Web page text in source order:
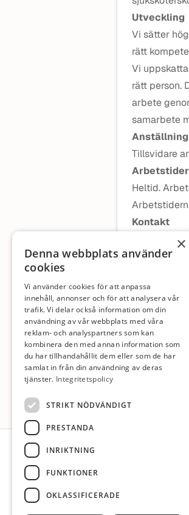
Utveckling
Vi sätter
rätt
Vi
rätt person.
arbete
samarbete
Tillsvidare
Arbetstider
Heltid.
Kontakt
Urval sker
Genom att
av Svea
hanteras av
Observera
och
Vi ser fram
Sidfot
×
Denna webbplats använder
cookies
Vi använder cookies för att anpassa
innehåll, annonser och för att analysera vår
trafik. Vi delar också information om din
användning av vår webbplats med våra
reklam- och analyspartners som kan
kombinera den med annan information som
du har tillhandahållit dem eller som de har
samlat in från din användning av deras
tjänster. Integritetspolicy
STRIKT NÖDVÄNDIGT
PRESTANDA
INRIKTNING
FUNKTIONER
OKLASSIFICERADE